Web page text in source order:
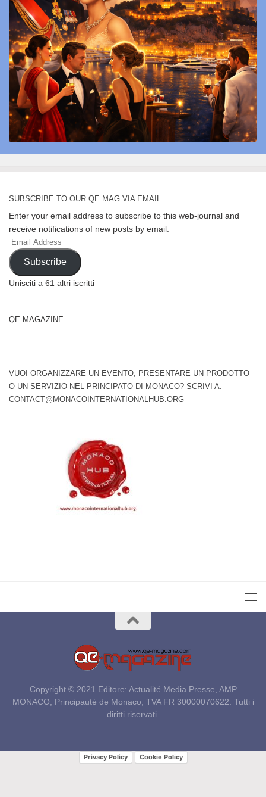
SUBSCRIBE TO OUR QE MAG VIA EMAIL
Enter your email address to subscribe to this web-journal and
receive notifications of new posts by email.
Email
Address
Subscribe
Unisciti a 61 altri iscritti
QE-MAGAZINE
VUOI ORGANIZZARE UN EVENTO, PRESENTARE UN PRODOTTO
O UN SERVIZIO NEL PRINCIPATO DI MONACO? SCRIVI A:
CONTACT@MONACOINTERNATIONALHUB.ORG
Copyright © 2021 Editore: Actualité Media Presse, AMP
MONACO, Principauté de Monaco, TVA FR 30000070622. Tutti i
diritti riservati.
Privacy Policy Cookie Policy